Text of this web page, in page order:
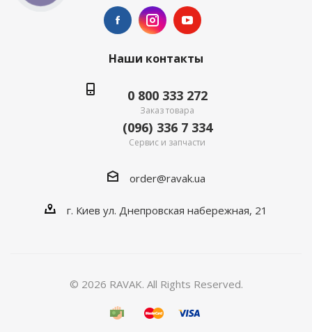
Наши контакты
0 800 333 272
Заказ товара
(096) 336 7 334
Сервис и запчасти
order@ravak.ua
г. Киев ул. Днепровская набережная, 21
© 2026 RAVAK. All Rights Reserved.